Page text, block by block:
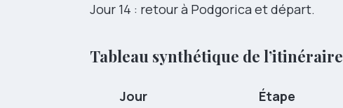
Jour 14 : retour à Podgorica et départ.
Tableau synthétique de l’itinéraire
Jour Étape